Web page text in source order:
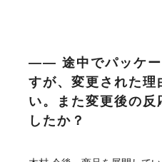
―― 途中でパッケー
すが、変更された理
い。また変更後の
したか？